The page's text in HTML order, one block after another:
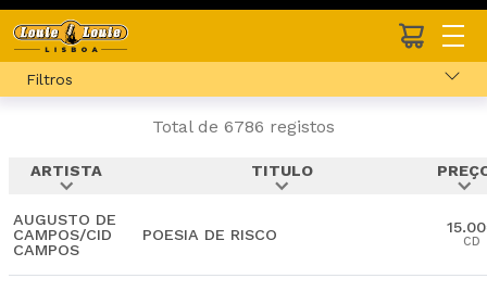
Filtros
Total de 6786 registos
ARTISTA
expand_more
TITULO
expand_more expand_more
AUGUSTO DE
CAMPOS/CID
CAMPOS
POESIA DE RISCO CD